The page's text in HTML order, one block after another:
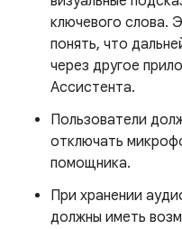
ключевого слова.
понять, что
через другое
Ассистента.
Пользователи
отключать
помощника.
При хранении
должны иметь